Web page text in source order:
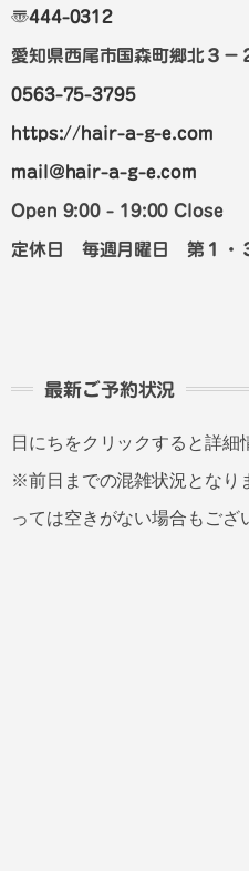
〠444-0312
愛知県西尾市国森町郷北３－
0563-75-3795
https://hair-a-g-e.com
mail@hair-a-g-e.com
Open 9:00 - 19:00 Close
定休日 毎週月曜日 第１・
最新ご予約状況
日にちをクリックすると詳細
※前日までの混雑状況となり
っては空きがない場合もござ